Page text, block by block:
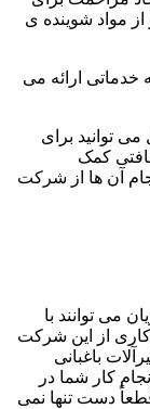
مواد شوینده ی
ارائه می
توانید برای
کمک
آن ها از شرکت
می توانند با
از این شرکت
باغبانی
کار شما در
دست تنها نمی